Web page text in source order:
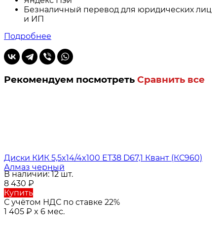
Безналичный перевод для юридических лиц
и ИП
Подробнее
Рекомендуем посмотреть Сравнить все
Диски КИК 5,5x14/4x100 ET38 D67,1 Квант (КС960)
Алмаз черный
В наличии: 12 шт.
8 430 ₽
Купить
С учётом НДС по ставке 22%
1 405 ₽ x 6 мес.